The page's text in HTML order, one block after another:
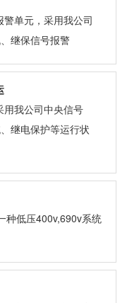
单元，采用我公司
继保信号报警
用我公司中央信号
继电保护等运行状
种低压400v,690v系统